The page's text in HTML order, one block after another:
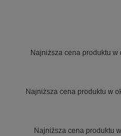
Najniższa cena produktu
Najniższa cena produktu w
Najniższa cena produktu